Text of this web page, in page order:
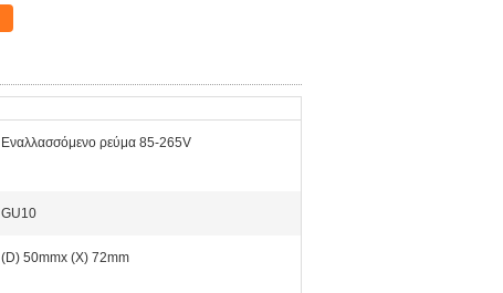
Εναλλασσόμενο ρεύμα 85-265V
GU10
(D) 50mmx (Χ) 72mm